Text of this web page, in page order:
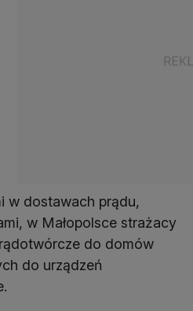
w dostawach prądu,
w Małopolsce strażacy
do domów
do urządzeń